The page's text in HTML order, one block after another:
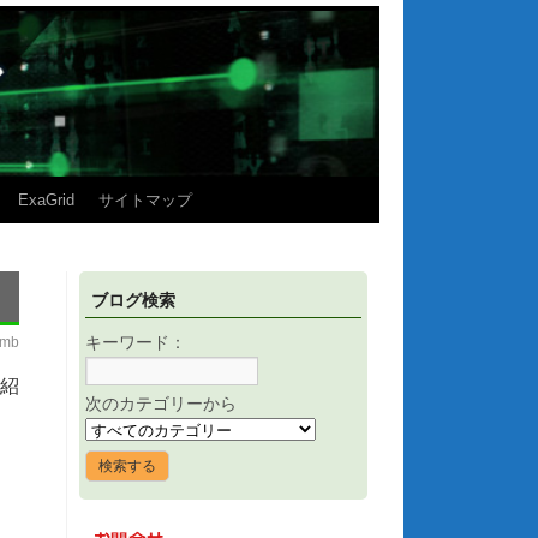
ExaGrid サイトマップ
ブログ検索
キーワード：
次のカテゴリーから